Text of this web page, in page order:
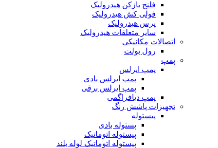
فلنج بازکن هیدرولیک
فولی کش هیدرولیک
پرس هیدرولیک
سایر متعلقات هیدرولیک
اتصالات مکانیکی
رول بولت
پمپ
پمپ ایرلس
پمپ ایرلس بادی
پمپ ایرلس برقی
پمپ دیافراگمی
تجهیزات پاشش رنگ
پیستوله
پستوله بادی
پیستوله اتوماتیک
پیستوله اتوماتیک لوله بلند